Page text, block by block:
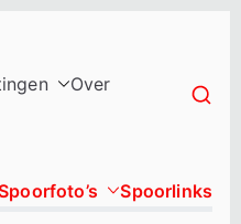
Over
Spoorlinks